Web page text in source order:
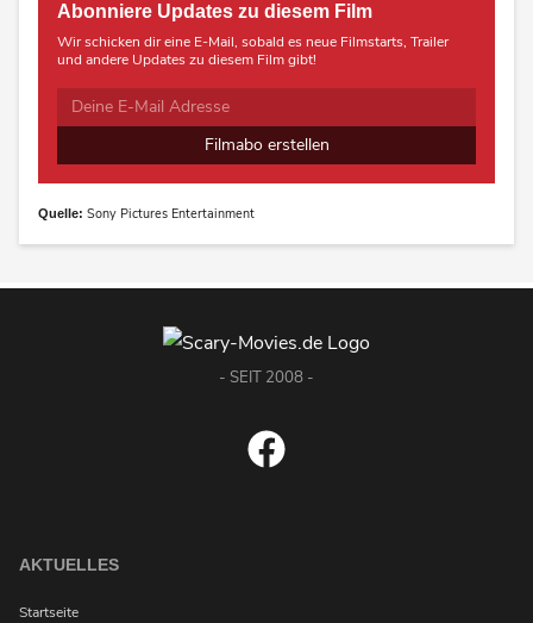
Abonniere Updates zu diesem Film
Wir schicken dir eine E-Mail, sobald es neue Filmstarts, Trailer
und andere Updates zu diesem Film gibt!
Filmabo erstellen
Quelle: Sony Pictures Entertainment
- SEIT 2008 -
AKTUELLES
Startseite